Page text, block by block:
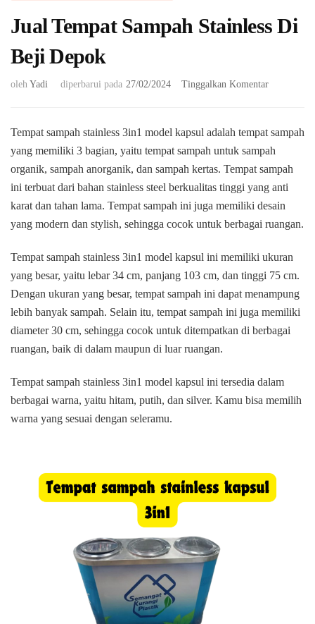
Jual Tempat Sampah Stainless Di
Beji Depok
oleh Yadi diperbarui pada 27/02/2024 Tinggalkan Komentarpada
Sampah
Di
Beji
Depok
Tempat sampah stainless 3in1 model kapsul adalah tempat sampah
yang memiliki 3 bagian, yaitu tempat sampah untuk sampah
organik, sampah anorganik, dan sampah kertas. Tempat sampah
ini terbuat dari bahan stainless steel berkualitas tinggi yang anti
karat dan tahan lama. Tempat sampah ini juga memiliki desain
yang modern dan stylish, sehingga cocok untuk berbagai ruangan.
Tempat sampah stainless 3in1 model kapsul ini memiliki ukuran
yang besar, yaitu lebar 34 cm, panjang 103 cm, dan tinggi 75 cm.
Dengan ukuran yang besar, tempat sampah ini dapat menampung
lebih banyak sampah. Selain itu, tempat sampah ini juga memiliki
diameter 30 cm, sehingga cocok untuk ditempatkan di berbagai
ruangan, baik di dalam maupun di luar ruangan.
Tempat sampah stainless 3in1 model kapsul ini tersedia dalam
berbagai warna, yaitu hitam, putih, dan silver. Kamu bisa memilih
warna yang sesuai dengan seleramu.